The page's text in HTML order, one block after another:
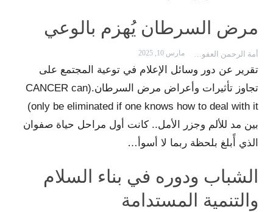
مرض السرطان يُهزم بالوعي
مارس 10, 2025
تقرير عن دور وسائل الإعلام في توعية المجتمع على
تجاوز تأثيرات وأعراض مرض السرطان.(CANCER can
only be eliminated if one knows how to deal with it)
بين مد للألم وجزر الأمل.. كانت أول مراحل حياة صفوان
الذي أًبلغ بلحظة ربما لا أسوأ…
الشباب ودوره في بناء السلام
والتنمية المستدامة